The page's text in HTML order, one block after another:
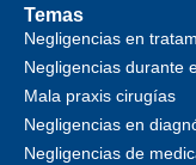
Temas
Negligencias en
Negligencias durante
Mala praxis cirugías
Negligencias en
Negligencias de